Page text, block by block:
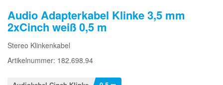
Audio Adapterkabel Klinke 3,5 mm
2xCinch weiß 0,5 m
Stereo Klinkenkabel
Artikelnummer: 182.698.94